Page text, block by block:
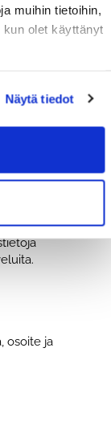
muihin tietoihin,
kun olet käyttänyt
Näytä tiedot
yrityksistä vaatii
palvelun
PIN-koodin vai
voi
osoite ja